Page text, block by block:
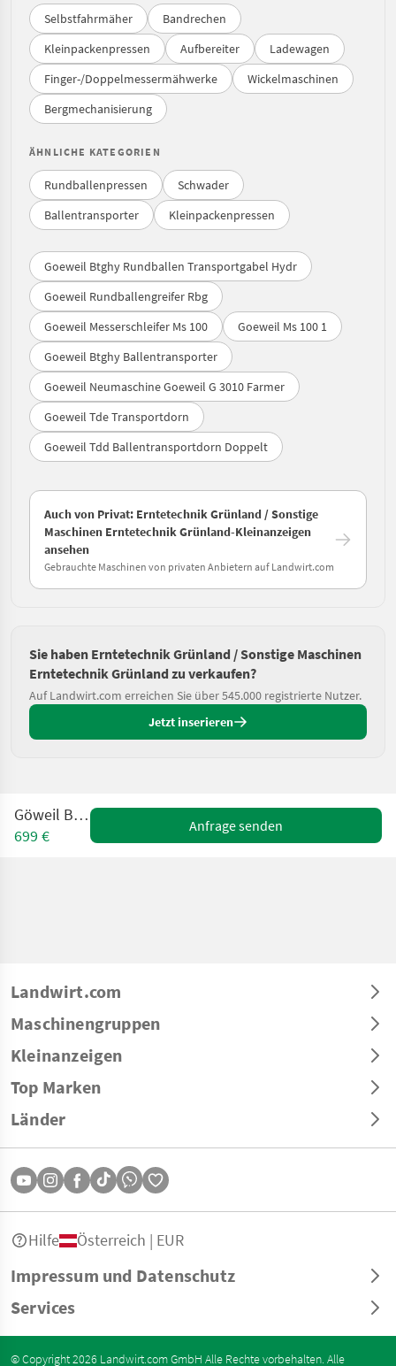
Selbstfahrmäher
Bandrechen
Kleinpackenpressen
Aufbereiter
Ladewagen
Finger-/Doppelmessermähwerke
Wickelmaschinen
Bergmechanisierung
ÄHNLICHE KATEGORIEN
Rundballenpressen
Schwader
Ballentransporter
Kleinpackenpressen
Goeweil Btghy Rundballen Transportgabel Hydr
Goeweil Rundballengreifer Rbg
Goeweil Messerschleifer Ms 100
Goeweil Ms 100 1
Goeweil Btghy Ballentransporter
Goeweil Neumaschine Goeweil G 3010 Farmer
Goeweil Tde Transportdorn
Goeweil Tdd Ballentransportdorn Doppelt
Auch von Privat: Erntetechnik Grünland / Sonstige
Maschinen Erntetechnik Grünland-Kleinanzeigen
ansehen
Gebrauchte Maschinen von privaten Anbietern auf Landwirt.com
Sie haben Erntetechnik Grünland / Sonstige Maschinen
Erntetechnik Grünland zu verkaufen?
Auf Landwirt.com erreichen Sie über 545.000 registrierte Nutzer.
Jetzt inserieren
Göweil BTGME
699 €
Anfrage senden
Landwirt.com
Maschinengruppen
Kleinanzeigen
Top Marken
Länder
Impressum und Datenschutz
Services
Hilfe Österreich | EUR
© Copyright 2026 Landwirt.com GmbH Alle Rechte vorbehalten. Alle